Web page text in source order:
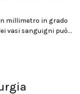
millimetro in grado
vasi sanguigni può...